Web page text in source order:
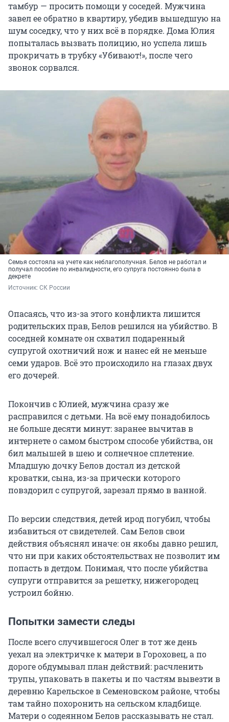
тамбур — просить помощи у соседей. Мужчина
завел ее обратно в квартиру, убедив вышедшую на
шум соседку, что у них всё в порядке. Дома Юлия
попыталась вызвать полицию, но успела лишь
прокричать в трубку «Убивают!», после чего
звонок сорвался.
Семья состояла на учете как неблагополучная. Белов не работал и
получал пособие по инвалидности, его супруга постоянно была в
декрете
Источник: СК России
Опасаясь, что из-за этого конфликта лишится
родительских прав, Белов решился на убийство. В
соседней комнате он схватил подаренный
супругой охотничий нож и нанес ей не меньше
семи ударов. Всё это происходило на глазах двух
его дочерей.
Покончив с Юлией, мужчина сразу же
расправился с детьми. На всё ему понадобилось
не больше десяти минут: заранее вычитав в
интернете о самом быстром способе убийства, он
бил малышей в шею и солнечное сплетение.
Младшую дочку Белов достал из детской
кроватки, сына, из-за прически которого
повздорил с супругой, зарезал прямо в ванной.
По версии следствия, детей ирод погубил, чтобы
избавиться от свидетелей. Сам Белов свои
действия объяснял иначе: он якобы давно решил,
что ни при каких обстоятельствах не позволит им
попасть в детдом. Понимая, что после убийства
супруги отправится за решетку, нижегородец
устроил бойню.
Попытки замести следы
После всего случившегося Олег в тот же день
уехал на электричке к матери в Гороховец, а по
дороге обдумывал план действий: расчленить
трупы, упаковать в пакеты и по частям вывезти в
деревню Карельское в Семеновском районе, чтобы
там тайно похоронить на сельском кладбище.
Матери о содеянном Белов рассказывать не стал.